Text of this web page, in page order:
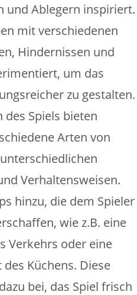
und Ablegern inspiriert.
mit verschiedenen
Hindernissen und
um das
zu gestalten.
des Spiels bieten
Arten von
Verhaltensweisen.
hinzu, die dem Spieler
wie z.B. eine
Verkehrs oder eine
Küchens. Diese
bei, das Spiel frisch